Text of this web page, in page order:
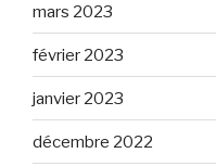
mars 2023
février 2023
janvier 2023
décembre 2022